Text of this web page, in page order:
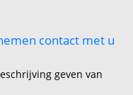
contact met u
geven van